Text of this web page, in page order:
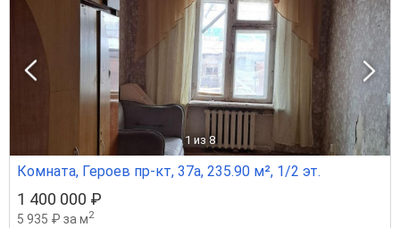
1 из 8
Комната, Героев пр-кт, 37а, 235.90 м², 1/2 эт.
1 400 000 ₽
5 935 ₽ за м2